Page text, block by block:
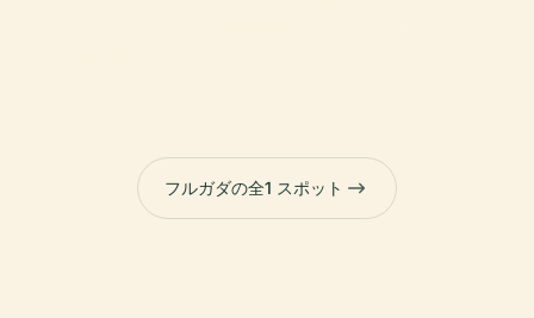
フルガダの全1 スポット